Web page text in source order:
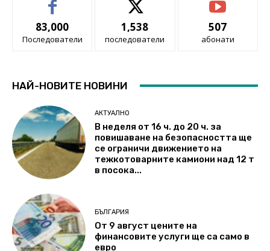
83,000
Последователи
1,538
последователи
507
абонати
НАЙ-НОВИТЕ НОВИНИ
АКТУАЛНО
В неделя от 16 ч. до 20 ч. за
повишаване на безопасността ще
се ограничи движението на
тежкотоварните камиони над 12 т
в посока...
БЪЛГАРИЯ
От 9 август цените на
финансовите услуги ще са само в
евро